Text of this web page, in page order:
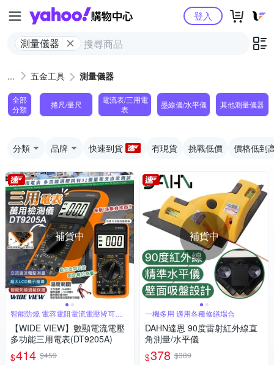
Yahoo購物中心
測量儀器
登入
五金工具 測量儀器
全部
分類
捲尺/量尺
電流表/三用電
表
墨線儀/水平儀 其他測量儀器
分類 品牌 快速到貨 有現貨 挑戰低價 價格低到
補貨中
智能防燒 電容電阻電流電壓皆可測
量
【WIDE VIEW】數顯電流電壓
多功能三用電表(DT9205A)
$414 $459
補貨中
一機多用 適用各種修繕場合
DAHN達恩 90度雷射紅外線直
角測量/水平儀
$378 $389